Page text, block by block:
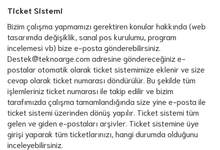
Ticket Sistemi
Bizim çalışma yapmamızı gerektiren konular hakkında (web
tasarımda değişiklik, sanal pos kurulumu, program
incelemesi vb) bize e-posta gönderebilirsiniz.
Destek@teknoarge.com adresine göndereceğiniz e-
postalar otomatik olarak ticket sistemimize eklenir ve size
cevap olarak ticket numarası döndürülür. Bu şekilde tüm
işlemleriniz ticket numarası ile takip edilir ve bizim
tarafımızda çalışma tamamlandığında size yine e-posta ile
ticket sistemi üzerinden dönüş yapılır. Ticket sistemi tüm
gelen ve giden e-postaları arşivler. Ticket sistemine üye
girişi yaparak tüm ticketlarınızı, hangi durumda olduğunu
inceleyebilirsiniz.